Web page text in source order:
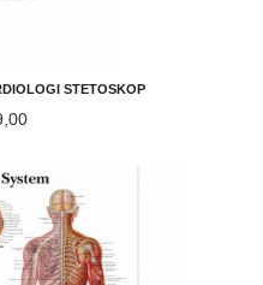
STETOSKOP